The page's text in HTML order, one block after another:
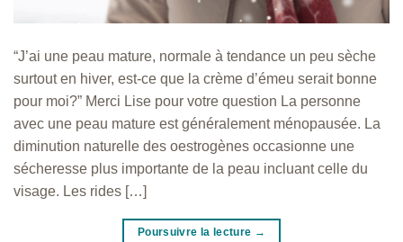
“J’ai une peau mature, normale à tendance un peu sèche
surtout en hiver, est-ce que la crème d’émeu serait bonne
pour moi?” Merci Lise pour votre question La personne
avec une peau mature est généralement ménopausée. La
diminution naturelle des oestrogènes occasionne une
sécheresse plus importante de la peau incluant celle du
visage. Les rides […]
Poursuivre la lecture →